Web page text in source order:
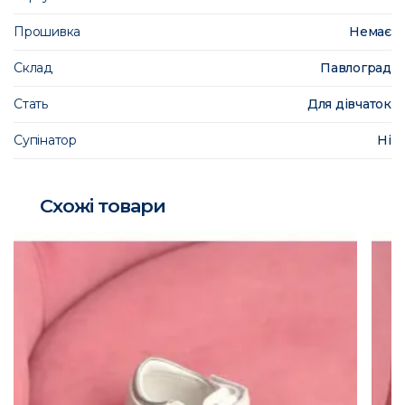
Прошивка Немає
Склад Павлоград
Стать Для дівчаток
Супінатор Ні
Схожі товари